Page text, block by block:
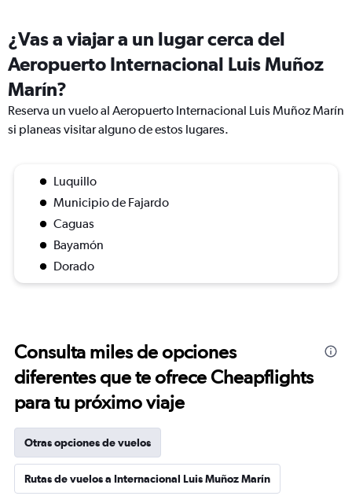
¿Vas a viajar a un lugar cerca del
Aeropuerto Internacional Luis Muñoz
Marín?
Reserva un vuelo al Aeropuerto Internacional Luis Muñoz Marín
si planeas visitar alguno de estos lugares.
Luquillo
Municipio de Fajardo
Caguas
Bayamón
Dorado
Consulta miles de opciones
diferentes que te ofrece Cheapflights
para tu próximo viaje
Otras opciones de vuelos
Rutas de vuelos a Internacional Luis Muñoz Marín